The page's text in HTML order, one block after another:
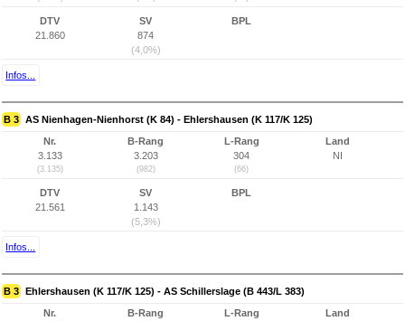
DTV
21.860
SV
874
(4,0%)
BPL
Infos...
B 3 AS Nienhagen-Nienhorst (K 84) - Ehlershausen (K 117/K 125)
Nr.
3.133
(3.135)
B-Rang
3.203
(982)
L-Rang
304
(66)
Land
NI
DTV
21.561
SV
1.143
(5,3%)
BPL
Infos...
B 3 Ehlershausen (K 117/K 125) - AS Schillerslage (B 443/L 383)
Nr.
B-Rang
L-Rang
Land